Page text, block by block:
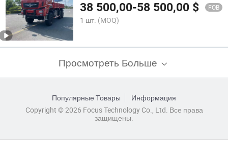
38 500,00-58 500,00 $ FOB
1 шт. (MOQ)
Просмотреть Больше
Популярные Товары
Информация
Copyright © 2026 Focus Technology Co., Ltd. Все права
защищены.